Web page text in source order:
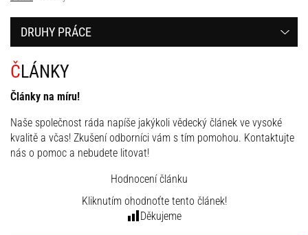
ČLÁNKY
Články na míru!
Naše společnost ráda napíše jakýkoli vědecký článek ve vysoké
kvalitě a včas! Zkušení odborníci vám s tím pomohou. Kontaktujte
nás o pomoc a nebudete litovat!
Hodnocení článku
Kliknutím ohodnoťte tento článek!
Děkujeme
DRUHY PRÁCE